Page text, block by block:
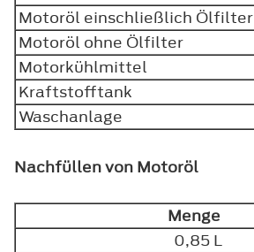
Motoröl einschließlich Ölfilter
Motoröl ohne Ölfilter
Motorkühlmittel
Kraftstofftank
Waschanlage
Nachfüllen von Motoröl
Menge
0,85 L